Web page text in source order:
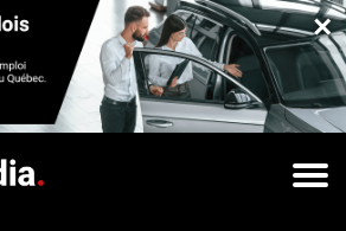
×